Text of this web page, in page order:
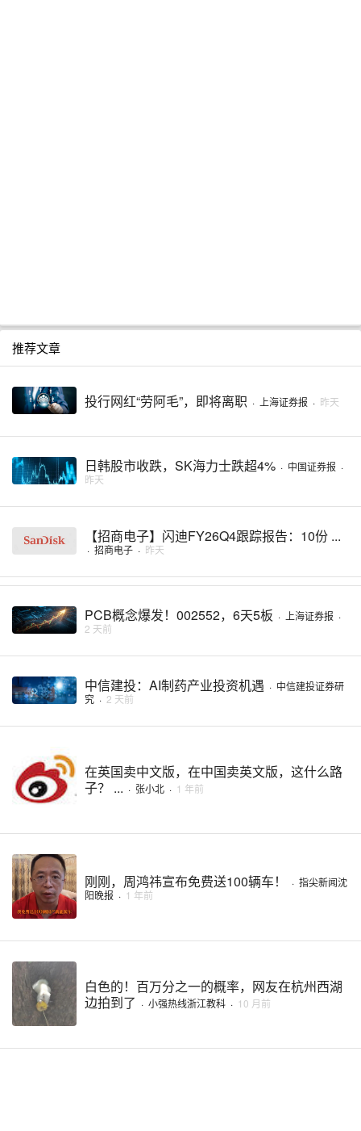
推荐文章
投行网红“劳阿毛”，即将离职 · 上海证券报 · 昨天
日韩股市收跌，SK海力士跌超4% · 中国证券报 ·
昨天
【招商电子】闪迪FY26Q4跟踪报告：10份 ...
· 招商电子 · 昨天
PCB概念爆发！002552，6天5板 · 上海证券报 ·
2 天前
中信建投：AI制药产业投资机遇 · 中信建投证券研
究 · 2 天前
在英国卖中文版，在中国卖英文版，这什么路
子？ ... · 张小北 · 1 年前
刚刚，周鸿祎宣布免费送100辆车！ · 指尖新闻沈
阳晚报 · 1 年前
白色的！百万分之一的概率，网友在杭州西湖
边拍到了 · 小强热线浙江教科 · 10 月前